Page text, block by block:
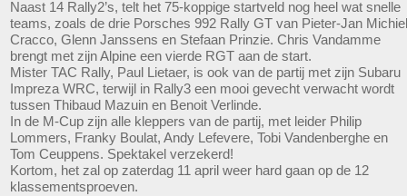
Naast 14 Rally2’s, telt het 75-koppige startveld nog heel wat snelle
teams, zoals de drie Porsches 992 Rally GT van Pieter-Jan Michiel
Cracco, Glenn Janssens en Stefaan Prinzie. Chris Vandamme
brengt met zijn Alpine een vierde RGT aan de start.
Mister TAC Rally, Paul Lietaer, is ook van de partij met zijn Subaru
Impreza WRC, terwijl in Rally3 een mooi gevecht verwacht wordt
tussen Thibaud Mazuin en Benoit Verlinde.
In de M-Cup zijn alle kleppers van de partij, met leider Philip
Lommers, Franky Boulat, Andy Lefevere, Tobi Vandenberghe en
Tom Ceuppens. Spektakel verzekerd!
Kortom, het zal op zaterdag 11 april weer hard gaan op de 12
klassementsproeven.